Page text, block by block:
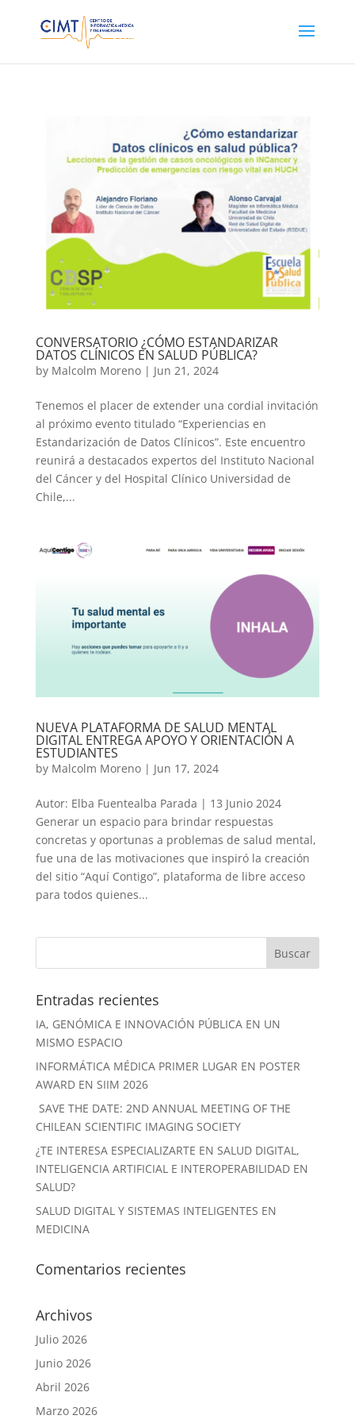
CONVERSATORIO ¿CÓMO ESTANDARIZAR
DATOS CLÍNICOS EN SALUD PÚBLICA?
by Malcolm Moreno| Jun 21, 2024
Tenemos el placer de extender una cordial invitación
al próximo evento titulado “Experiencias en
Estandarización de Datos Clínicos”. Este encuentro
reunirá a destacados expertos del Instituto Nacional
del Cáncer y del Hospital Clínico Universidad de
Chile,...
NUEVA PLATAFORMA DE SALUD MENTAL
DIGITAL ENTREGA APOYO Y ORIENTACIÓN A
ESTUDIANTES
by Malcolm Moreno| Jun 17, 2024
Autor: Elba Fuentealba Parada | 13 Junio 2024
Generar un espacio para brindar respuestas
concretas y oportunas a problemas de salud mental,
fue una de las motivaciones que inspiró la creación
del sitio “Aquí Contigo”, plataforma de libre acceso
para todos quienes...
Entradas recientes
IA, GENÓMICA E INNOVACIÓN PÚBLICA EN UN
MISMO ESPACIO
INFORMÁTICA MÉDICA PRIMER LUGAR EN POSTER
AWARD EN SIIM 2026
SAVE THE DATE: 2ND ANNUAL MEETING OF THE
CHILEAN SCIENTIFIC IMAGING SOCIETY
¿TE INTERESA ESPECIALIZARTE EN SALUD DIGITAL,
INTELIGENCIA ARTIFICIAL E INTEROPERABILIDAD EN
SALUD?
SALUD DIGITAL Y SISTEMAS INTELIGENTES EN
MEDICINA
Comentarios recientes
Archivos
Julio 2026
Junio 2026
Abril 2026
Marzo 2026